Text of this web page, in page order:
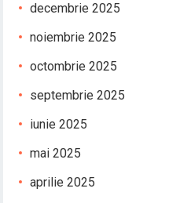
decembrie 2025
noiembrie 2025
octombrie 2025
septembrie 2025
iunie 2025
mai 2025
aprilie 2025